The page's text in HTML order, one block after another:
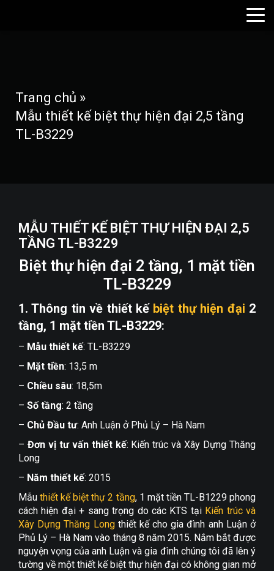
Trang chủ »
Mẫu thiết kế biệt thự hiện đại 2,5 tầng
TL-B3229
MẪU THIẾT KẾ BIỆT THỰ HIỆN ĐẠI 2,5
TẦNG TL-B3229
Biệt thự hiện đại 2 tầng, 1 mặt tiền
TL-B3229
1. Thông tin về thiết kế biệt thự hiện đại 2
tầng, 1 mặt tiền TL-B3229:
– Mẫu thiết kế: TL-B3229
– Mặt tiền: 13,5 m
– Chiều sâu: 18,5m
– Số tầng: 2 tầng
– Chủ Đầu tư: Anh Luận ở Phủ Lý – Hà Nam
– Đơn vị tư vấn thiết kế: Kiến trúc và Xây Dựng Thăng
Long
– Năm thiết kế: 2015
Mẫuthiết kế biệt thự 2 tầng, 1 mặt tiền TL-B1229 phong
cách hiện đại + sang trọng do các KTS tại Kiến trúc và
Xây Dựng Thăng Longthiết kế cho gia đình anh Luận ở
Phủ Lý – Hà Nam vào tháng 8 năm 2015. Nắm bắt được
nguyện vọng của anh Luận và gia đình chúng tôi đã lên ý
tường về một thiết kế biệt thự hiện đại có không gian mở